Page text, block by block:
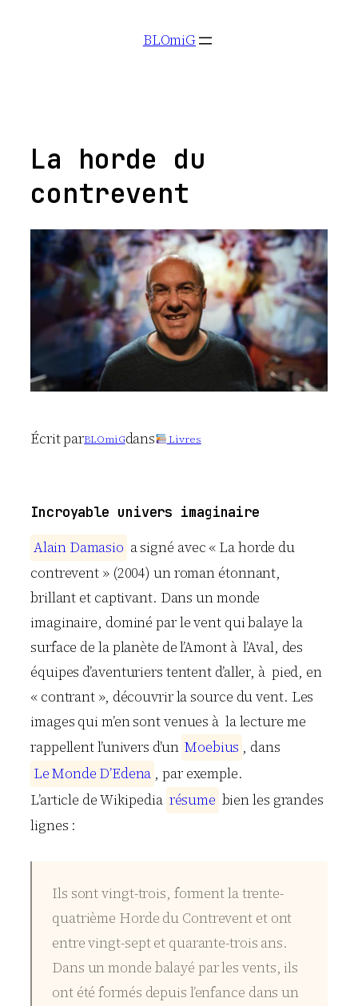
BLOmiG
La horde du
contrevent
Écrit parBLOmiGdans Livres
Incroyable univers imaginaire
Alain Damasio a signé avec « La horde du
contrevent » (2004) un roman étonnant,
brillant et captivant. Dans un monde
imaginaire, dominé par le vent qui balaye la
surface de la planète de l’Amont à l’Aval, des
équipes d’aventuriers tentent d’aller, à pied, en
« contrant », découvrir la source du vent. Les
images qui m’en sont venues à la lecture me
rappellent l’univers d’un Moebius , dans
LeMonde D’Edena , par exemple.
L’article de Wikipedia résume bien les grandes
lignes :
Ils sont vingt-trois, forment la trente-
quatrième Horde du Contrevent et ont
entre vingt-sept et quarante-trois ans.
Dans un monde balayé par les vents, ils
ont été formés depuis l’enfance dans un